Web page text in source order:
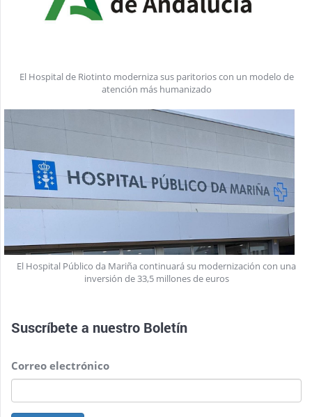
El Hospital de Riotinto moderniza sus paritorios con un modelo de
atención más humanizado
El Hospital Público da Mariña continuará su modernización con una
inversión de 33,5 millones de euros
Suscríbete a nuestro Boletín
Correo electrónico